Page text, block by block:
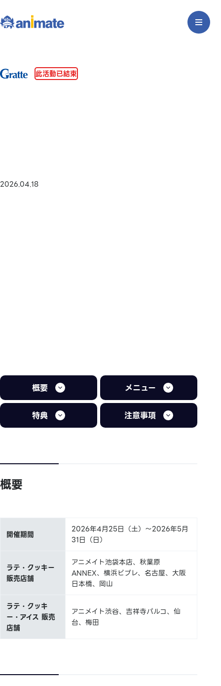
此活動已結束
2026.04.18
概要 メニュー
特典 注意事項
概要
開催期間
2026年4月25日（土）～2026年5月
31日（日）
ラテ・クッキー
販売店舗
アニメイト池袋本店、秋葉原
ANNEX、横浜ビブレ、名古屋、大阪
日本橋、岡山
ラテ・クッキ
ー・アイス 販売
店舗
アニメイト渋谷、吉祥寺パルコ、仙
台、梅田